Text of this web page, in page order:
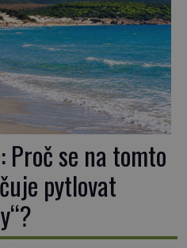
Proč se na tomto
pytlovat